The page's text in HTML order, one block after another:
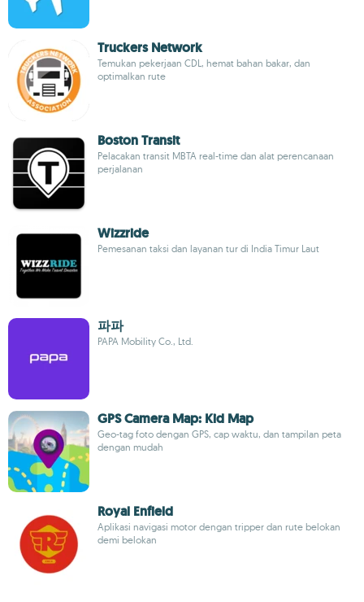
Truckers Network
Temukan pekerjaan CDL, hemat bahan bakar, dan
optimalkan rute
Boston Transit
Pelacakan transit MBTA real-time dan alat perencanaan
perjalanan
Wizzride
Pemesanan taksi dan layanan tur di India Timur Laut
파파
PAPA Mobility Co., Ltd.
GPS Camera Map: Kid Map
Geo-tag foto dengan GPS, cap waktu, dan tampilan peta
dengan mudah
Royal Enfield
Aplikasi navigasi motor dengan tripper dan rute belokan
demi belokan